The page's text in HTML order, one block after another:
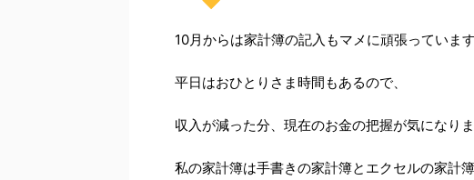
10月からは家計簿の記入もマメに頑張っています
平日はおひとりさま時間もあるので、
収入が減った分、現在のお金の把握が気になりま
私の家計簿は手書きの家計簿とエクセルの家計